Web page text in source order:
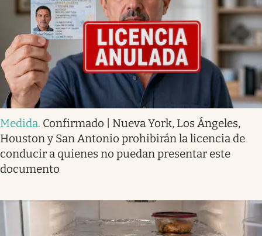
Medida. Confirmado | Nueva York, Los Ángeles,
Houston y San Antonio prohibirán la licencia de
conducir a quienes no puedan presentar este
documento